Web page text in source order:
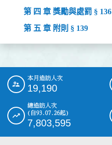
第 四 章 獎勵與處罰 § 136
第 五 章 附則 § 139
::: 本月造訪人次
19,190
總造訪人次
(自93.07.26起)
7,803,595